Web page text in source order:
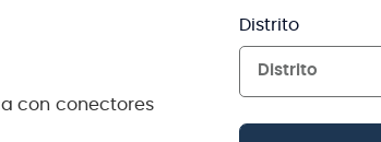
con conectores
Distrito
Distrito